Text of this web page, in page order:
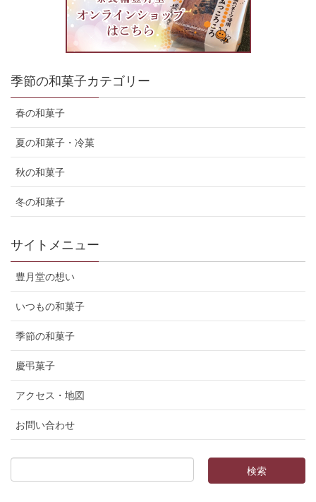
季節の和菓子カテゴリー
春の和菓子
夏の和菓子・冷菓
秋の和菓子
冬の和菓子
サイトメニュー
豊月堂の想い
いつもの和菓子
季節の和菓子
慶弔菓子
アクセス・地図
お問い合わせ